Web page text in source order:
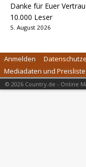
Danke für Euer
10.000 Leser
5. August 2026
Anmelden
Mediadaten und Preisliste
© 2026 Country.de - Online